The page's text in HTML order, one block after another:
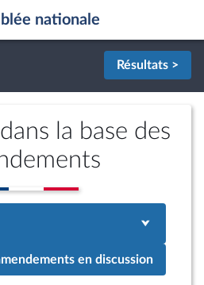
nationale
Résultats >
la base des
en discussion